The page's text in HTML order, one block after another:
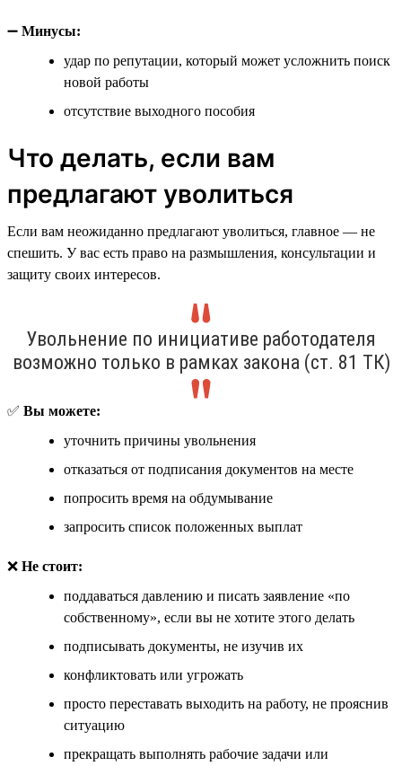
➖ Минусы:
удар по репутации, который может усложнить поиск
новой работы
отсутствие выходного пособия
Что делать, если вам
предлагают уволиться
Если вам неожиданно предлагают уволиться, главное — не
спешить. У вас есть право на размышления, консультации и
защиту своих интересов.
Увольнение по инициативе работодателя
возможно только в рамках закона (ст. 81 ТК)
✅ Вы можете:
уточнить причины увольнения
отказаться от подписания документов на месте
попросить время на обдумывание
запросить список положенных выплат
❌ Не стоит:
поддаваться давлению и писать заявление «по
собственному», если вы не хотите этого делать
подписывать документы, не изучив их
конфликтовать или угрожать
просто переставать выходить на работу, не прояснив
ситуацию
прекращать выполнять рабочие задачи или